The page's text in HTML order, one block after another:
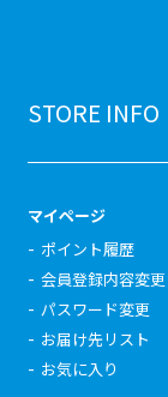
STORE INFO
マイページ
ポイント履歴
会員登録内容変更
パスワード変更
お届け先リスト
お気に入り